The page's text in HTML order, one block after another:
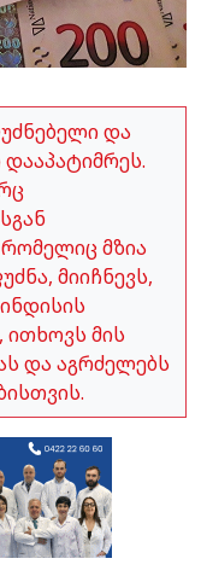
და
მზია
მიიჩნევს,
ითხოვს მის
და აგრძელებს